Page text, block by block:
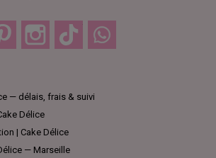
Pinterest Instagram TikTok
— délais, frais & suivi
Délice
| Cake Délice
— Marseille